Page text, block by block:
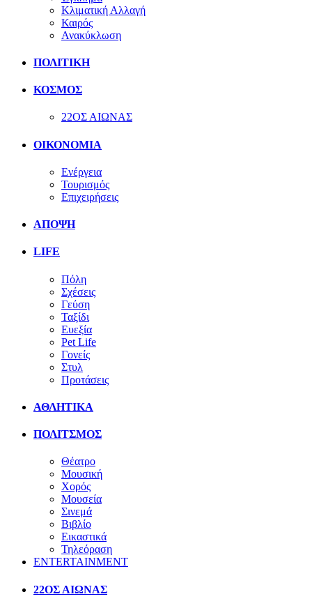
Κλιματική Αλλαγή
Καιρός
Ανακύκλωση
ΠΟΛΙΤΙΚΗ
ΚΟΣΜΟΣ
22ΟΣ ΑΙΩΝΑΣ
ΟΙΚΟΝΟΜΙΑ
Ενέργεια
Τουρισμός
Επιχειρήσεις
ΑΠΟΨΗ
LIFE
Πόλη
Σχέσεις
Γεύση
Ταξίδι
Ευεξία
Pet Life
Γονείς
Στυλ
Προτάσεις
ΑΘΛΗΤΙΚΑ
ΠΟΛΙΤΣΜΟΣ
Θέατρο
Μουσική
Χορός
Μουσεία
Σινεμά
Βιβλίο
Εικαστικά
Τηλεόραση
ENTERTAINMENT
22ΟΣ ΑΙΩΝΑΣ